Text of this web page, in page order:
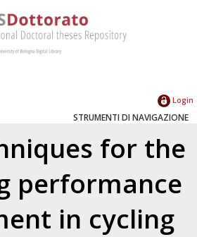
Login
STRUMENTI DI NAVIGAZIONE
for the
performance
in cycling